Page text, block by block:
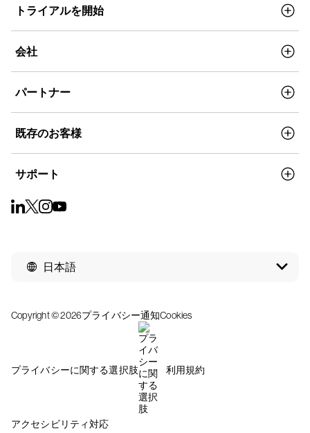
トライアルを開始
会社
パートナー
既存のお客様
サポート
日本語
Copyright © 2026プライバシー通知Cookies
プライバシーに関する選択肢 利用規約
アクセシビリティ対応